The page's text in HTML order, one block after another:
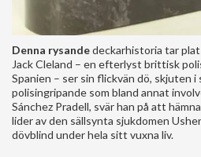
Denna rysandedeckarhistoria tar
Jack Cleland – en efterlyst brittisk
Spanien – ser sin flickvän dö, skjuten i
polisingripande som bland annat
Sánchez Pradell, svär han på att
lider av den sällsynta sjukdomen
dövblind under hela sitt vuxna liv.